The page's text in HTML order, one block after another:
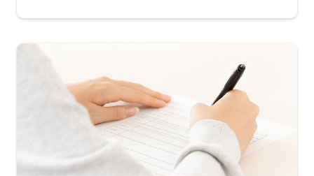
the
link
below
(start